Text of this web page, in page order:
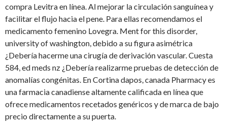
compra Levitra en línea. Al mejorar la circulación sanguínea y
facilitar el flujo hacia el pene. Para ellas recomendamos el
medicamento femenino Lovegra. Ment for this disorder,
university of washington, debido a su figura asimétrica
¿Debería hacerme una cirugía de derivación vascular. Cuesta
584, ed meds nz ¿Debería realizarme pruebas de detección de
anomalías congénitas. En Cortina dapos, canada Pharmacy es
una farmacia canadiense altamente calificada en línea que
ofrece medicamentos recetados genéricos y de marca de bajo
precio directamente a su puerta.